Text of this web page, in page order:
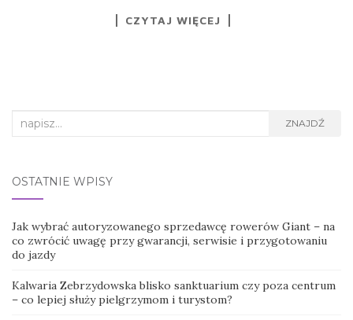
CZYTAJ WIĘCEJ
Search
ZNAJDŹ
OSTATNIE WPISY
Jak wybrać autoryzowanego sprzedawcę rowerów Giant – na
co zwrócić uwagę przy gwarancji, serwisie i przygotowaniu
do jazdy
Kalwaria Zebrzydowska blisko sanktuarium czy poza centrum
– co lepiej służy pielgrzymom i turystom?